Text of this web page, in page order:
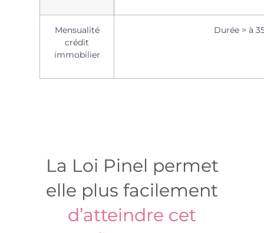
Mensualité
crédit
immobilier
Durée > à
La Loi Pinel permet
elle plus facilement
d’atteindre cet